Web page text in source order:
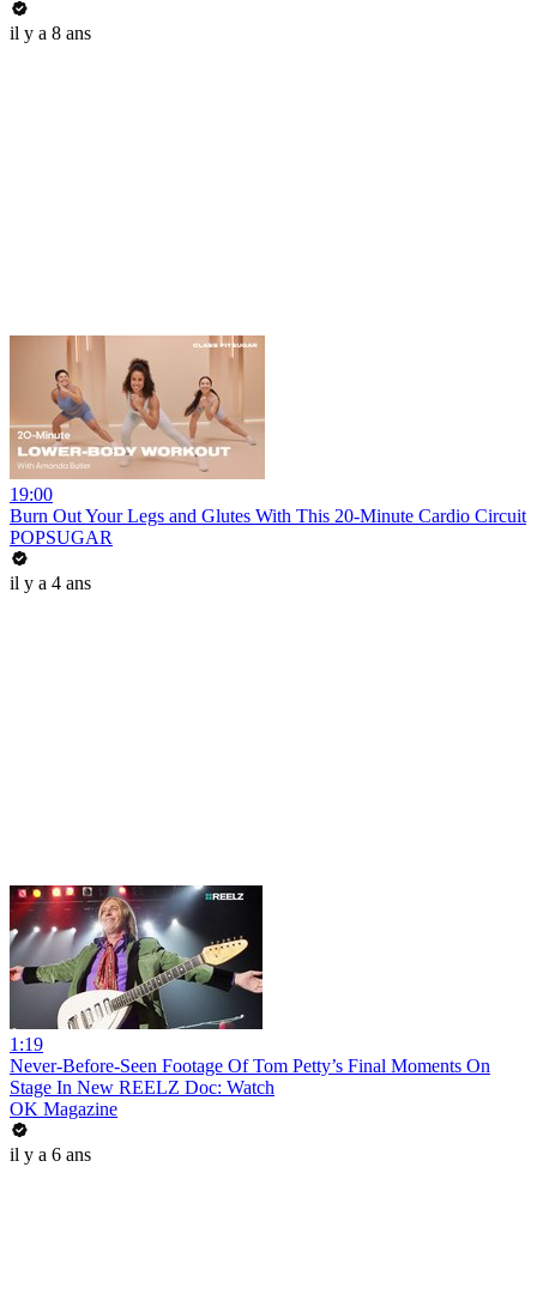
il y a 8 ans
19:00
Burn Out Your Legs and Glutes With This 20-Minute Cardio Circuit
POPSUGAR
il y a 4 ans
1:19
Never-Before-Seen Footage Of Tom Petty’s Final Moments On
Stage In New REELZ Doc: Watch
OK Magazine
il y a 6 ans